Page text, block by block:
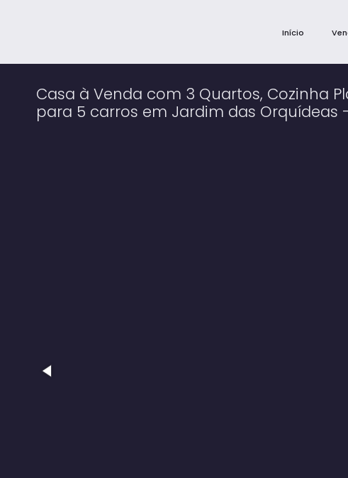
Início
Casa à Venda com 3 Quartos, Cozinha
para 5 carros em Jardim das Orquídeas